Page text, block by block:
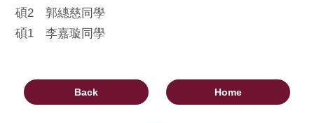
碩2 郭繐慈同學
碩1 李嘉璇同學
Back Home